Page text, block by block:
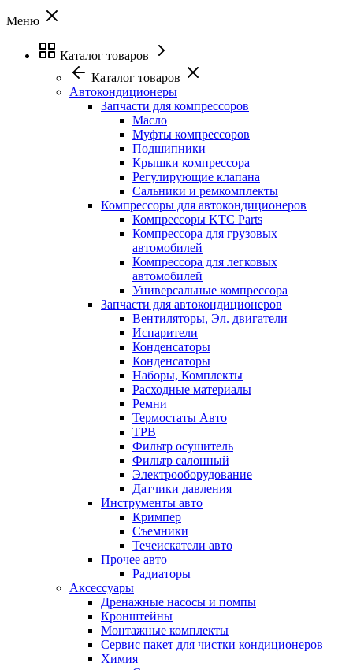
Меню
Каталог товаров
Каталог товаров
Автокондиционеры
Запчасти для компрессоров
Масло
Муфты компрессоров
Подшипники
Крышки компрессора
Регулирующие клапана
Сальники и ремкомплекты
Компрессоры для автокондиционеров
Компрессоры KTC Parts
Компрессора для грузовых
автомобилей
Компрессора для легковых
автомобилей
Универсальные компрессора
Запчасти для автокондиционеров
Вентиляторы, Эл. двигатели
Испарители
Конденсаторы
Конденсаторы
Наборы, Комплекты
Расходные материалы
Ремни
Термостаты Авто
ТРВ
Фильтр осушитель
Фильтр салонный
Электрооборудование
Датчики давления
Инструменты авто
Кримпер
Съемники
Течеискатели авто
Прочее авто
Радиаторы
Аксессуары
Дренажные насосы и помпы
Кронштейны
Монтажные комплекты
Сервис пакет для чистки кондиционеров
Химия